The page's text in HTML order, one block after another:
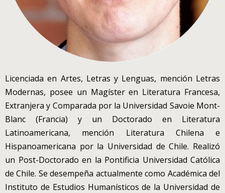
Licenciada en Artes, Letras y Lenguas, mención Letras
Modernas, posee un Magíster en Literatura Francesa,
Extranjera y Comparada por la Universidad Savoie Mont-
Blanc (Francia) y un Doctorado en Literatura
Latinoamericana, mención Literatura Chilena e
Hispanoamericana por la Universidad de Chile. Realizó
un Post-Doctorado en la Pontificia Universidad Católica
de Chile. Se desempeña actualmente como Académica del
Instituto de Estudios Humanísticos de la Universidad de